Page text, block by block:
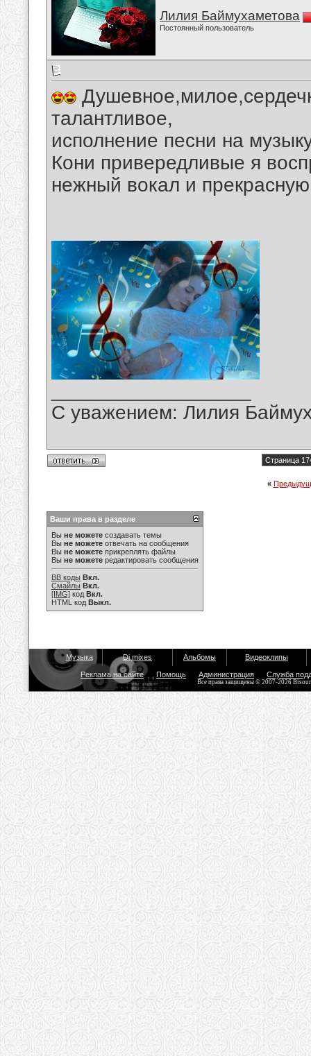
Лилия Баймухаметова
Постоянный пользователь
талантливое,
исполнение песни на
Кони привередливые я
нежный вокал и
С уважением: Лилия
Страница
«
Ваши права в разделе
Вы не можете создавать темы
Вы не можете отвечать на сообщения
Вы не можете прикреплять файлы
Вы не можете редактировать сообщения
BB коды Вкл.
Смайлы Вкл.
[IMG] код Вкл.
HTML код Выкл.
Музыка Dj mixes Альбомы Видеоклипы
Реклама на сайте Помощь Администрация Служба
Все права защищены © 2007-2026